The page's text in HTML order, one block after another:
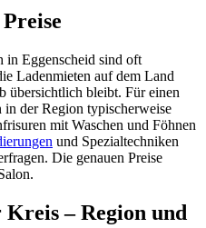
in Eggenscheid sind oft
Ladenmieten auf dem Land
übersichtlich bleibt. Für einen
in der Region typischerweise
mit Waschen und Föhnen
und Spezialtechniken
Die genauen Preise
– Region und